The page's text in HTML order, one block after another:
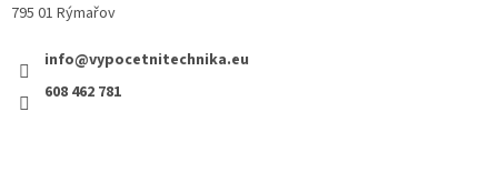
795 01 Rýmařov
info@vypocetnitechnika.eu
608 462 781